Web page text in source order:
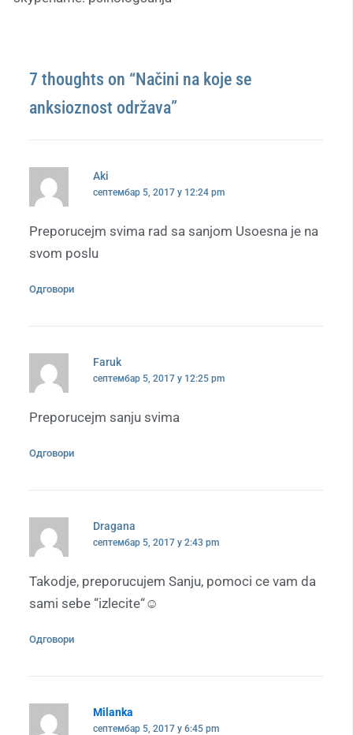
7 thoughts on “Načini na koje se
anksioznost održava”
Aki
септембар 5, 2017 у 12:24 pm
Preporucejm svima rad sa sanjom Usoesna je na
svom poslu
Одговори
Faruk
септембар 5, 2017 у 12:25 pm
Preporucejm sanju svima
Одговори
Dragana
септембар 5, 2017 у 2:43 pm
Takodje, preporucujem Sanju, pomoci ce vam da
sami sebe “izlecite“☺
Одговори
Milanka
септембар 5, 2017 у 6:45 pm